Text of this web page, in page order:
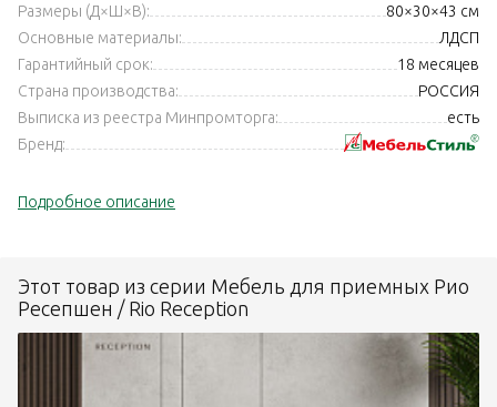
Размеры (Д×Ш×В):
80×30×43 см
Основные материалы:
ЛДСП
Гарантийный срок:
18 месяцев
Страна производства:
РОССИЯ
Выписка из реестра Минпромторга:
есть
Бренд:
Подробное описание
Этот товар из серии Мебель для приемных Рио
Ресепшен / Rio Reception